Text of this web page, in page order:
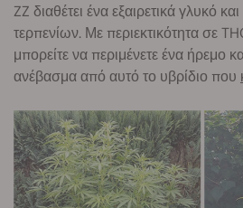
ZZ διαθέτει ένα εξαιρετικά γλυκό
τερπενίων. Με περιεκτικότητα σε
μπορείτε να περιμένετε ένα ήρεμο
ανέβασμα από αυτό το υβρίδιο που